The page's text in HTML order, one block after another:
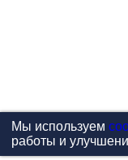
Мы используем
работы и